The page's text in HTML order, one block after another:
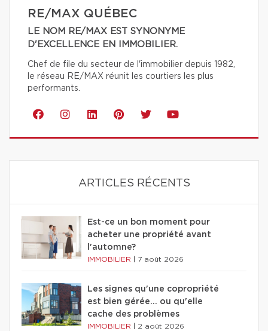
RE/MAX QUÉBEC
LE NOM RE/MAX EST SYNONYME
D'EXCELLENCE EN IMMOBILIER.
Chef de file du secteur de l'immobilier depuis 1982,
le réseau RE/MAX réunit les courtiers les plus
performants.
ARTICLES RÉCENTS
Est-ce un bon moment pour
acheter une propriété avant
l'automne?
IMMOBILIER 7 août 2026
Les signes qu'une copropriété
est bien gérée… ou qu'elle
cache des problèmes
IMMOBILIER 2 août 2026